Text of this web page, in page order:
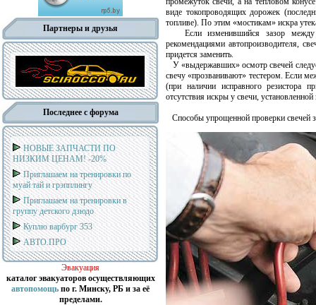
Партнеры и друзья
Последнее с форума
НОВЫЕ ЗАПЧАСТИ ПО
НИЗКИМ ЦЕНАМ! -20%
Приглашаем на тренировки по
муай тай и грэпплингу
Приглашаем на тренировки в
группу детского дзюдо
Куплю варбург 353
АВТО.ПРО
Эвакуация
каталог эвакуаторов осуществляющих
автопомощь по г. Минску, РБ и за её
пределами.
виде токопроводящих дорожек
топливе). По этим «мостикам» искра
Если изменившийся зазор между
рекомендациями автопроизводителя,
придется заменить.
У «выдержавших» осмотр свечей
свечу «прозванивают» тестером. Если
(при наличии исправного резистора
отсутствия искры у свечи,
Способы упрощенной проверки свечей